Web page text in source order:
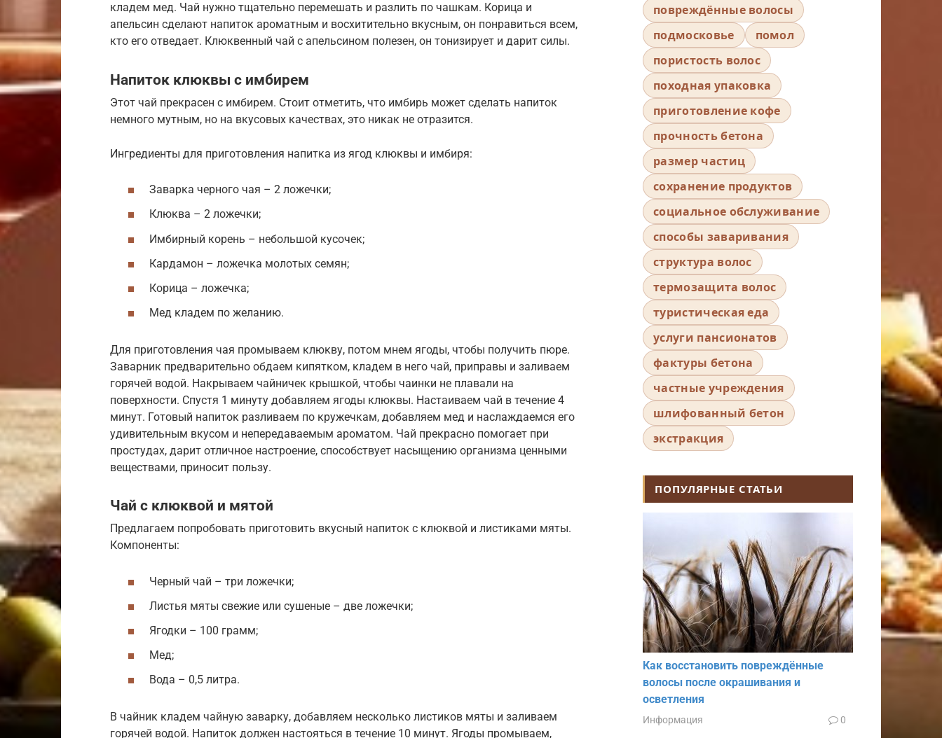
кладем мед. Чай нужно тщательно перемешать и разлить по чашкам. Корица и
апельсин сделают напиток ароматным и восхитительно вкусным, он понравиться всем,
кто его отведает. Клюквенный чай с апельсином полезен, он тонизирует и дарит силы.
Напиток клюквы с имбирем
Этот чай прекрасен с имбирем. Стоит отметить, что имбирь может сделать напиток
немного мутным, но на вкусовых качествах, это никак не отразится.
Ингредиенты для приготовления напитка из ягод клюквы и имбиря:
Заварка черного чая – 2 ложечки;
Клюква – 2 ложечки;
Имбирный корень – небольшой кусочек;
Кардамон – ложечка молотых семян;
Корица – ложечка;
Мед кладем по желанию.
Для приготовления чая промываем клюкву, потом мнем ягоды, чтобы получить пюре.
Заварник предварительно обдаем кипятком, кладем в него чай, приправы и заливаем
горячей водой. Накрываем чайничек крышкой, чтобы чаинки не плавали на
поверхности. Спустя 1 минуту добавляем ягоды клюквы. Настаиваем чай в течение 4
минут. Готовый напиток разливаем по кружечкам, добавляем мед и наслаждаемся его
удивительным вкусом и непередаваемым ароматом. Чай прекрасно помогает при
простудах, дарит отличное настроение, способствует насыщению организма ценными
веществами, приносит пользу.
Чай с клюквой и мятой
Предлагаем попробовать приготовить вкусный напиток с клюквой и листиками мяты.
Компоненты:
Черный чай – три ложечки;
Листья мяты свежие или сушеные – две ложечки;
Ягодки – 100 грамм;
Мед;
Вода – 0,5 литра.
В чайник кладем чайную заварку, добавляем несколько листиков мяты и заливаем
горячей водой. Напиток должен настояться в течение 10 минут. Ягоды промываем,
повреждённые волосы
подмосковье
помол
пористость волос
походная упаковка
приготовление кофе
прочность бетона
размер частиц
сохранение продуктов
социальное обслуживание
способы заваривания
структура волос
термозащита волос
туристическая еда
услуги пансионатов
фактуры бетона
частные учреждения
шлифованный бетон
экстракция
ПОПУЛЯРНЫЕ СТАТЬИ
Как восстановить повреждённые
волосы после окрашивания и
осветления
Информация 0